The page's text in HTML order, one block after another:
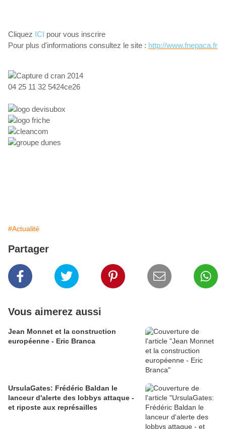
Cliquez ICI pour vous inscrire
Pour plus d'informations consultez le site : http://www.fnepaca.fr
#Actualité
Partager
Vous aimerez aussi
Jean Monnet et la construction
européenne - Eric Branca
UrsulaGates: Frédéric Baldan le
lanceur d'alerte des lobbys attaque -
et riposte aux représailles